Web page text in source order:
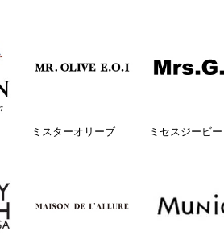
ミスターオリーブ ミセスジービー